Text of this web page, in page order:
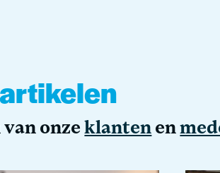
van onzeklanten en